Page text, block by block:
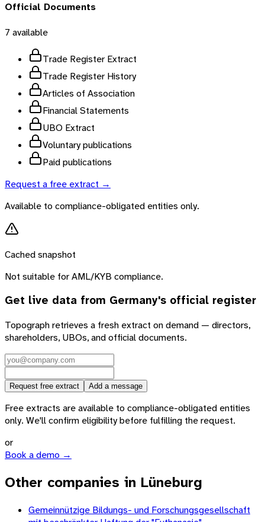
Official Documents
7 available
Trade Register Extract
Trade Register History
Articles of Association
Financial Statements
UBO Extract
Voluntary publications
Paid publications
Request a free extract →
Available to compliance-obligated entities only.
Cached snapshot
Not suitable for AML/KYB compliance.
Get live data from Germany's official register
Topograph retrieves a fresh extract on demand — directors,
shareholders, UBOs, and official documents.
Request free extract Add a message
Free extracts are available to compliance-obligated entities
only. We'll confirm eligibility before fulfilling the request.
or
Book a demo →
Other companies in Lüneburg
Gemeinnützige Bildungs- und Forschungsgesellschaft